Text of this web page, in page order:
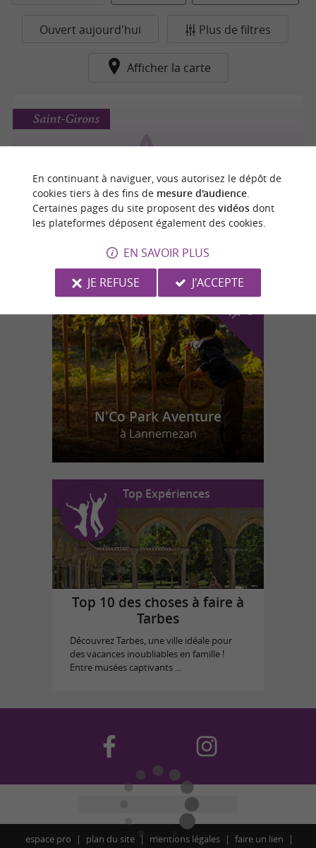
Ouvert aujourd'hui Plus de filtres
Afficher la carte
Parc de Palétès
Saint-Girons
n
o
t
r
e
c
o
u
p
d
e
c
o
e
u
r
N'Co Park Aventure
à Lannemezan
Top Expériences
Top 10 des choses à faire à
Tarbes
Découvrez Tarbes, une ville idéale pour
des vacances inoubliables en famille !
Entre musées captivants ...
espace pro plan du site mentions légales faire un lien
En continuant à naviguer, vous autorisez le dépôt de
cookies tiers à des fins de mesure d'audience.
Certaines pages du site proposent des vidéosdont
les plateformes déposent également des cookies.
EN SAVOIR PLUS
JE REFUSE
J'ACCEPTE